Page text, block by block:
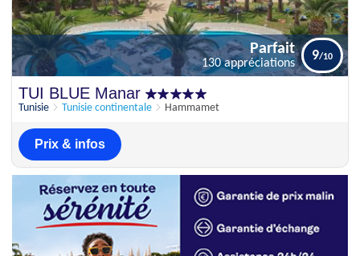
130 appréciations
TUI BLUE Manar
Tunisie Tunisie continentale Hammamet
Parfait
130 appréciations
9
Prix & infos